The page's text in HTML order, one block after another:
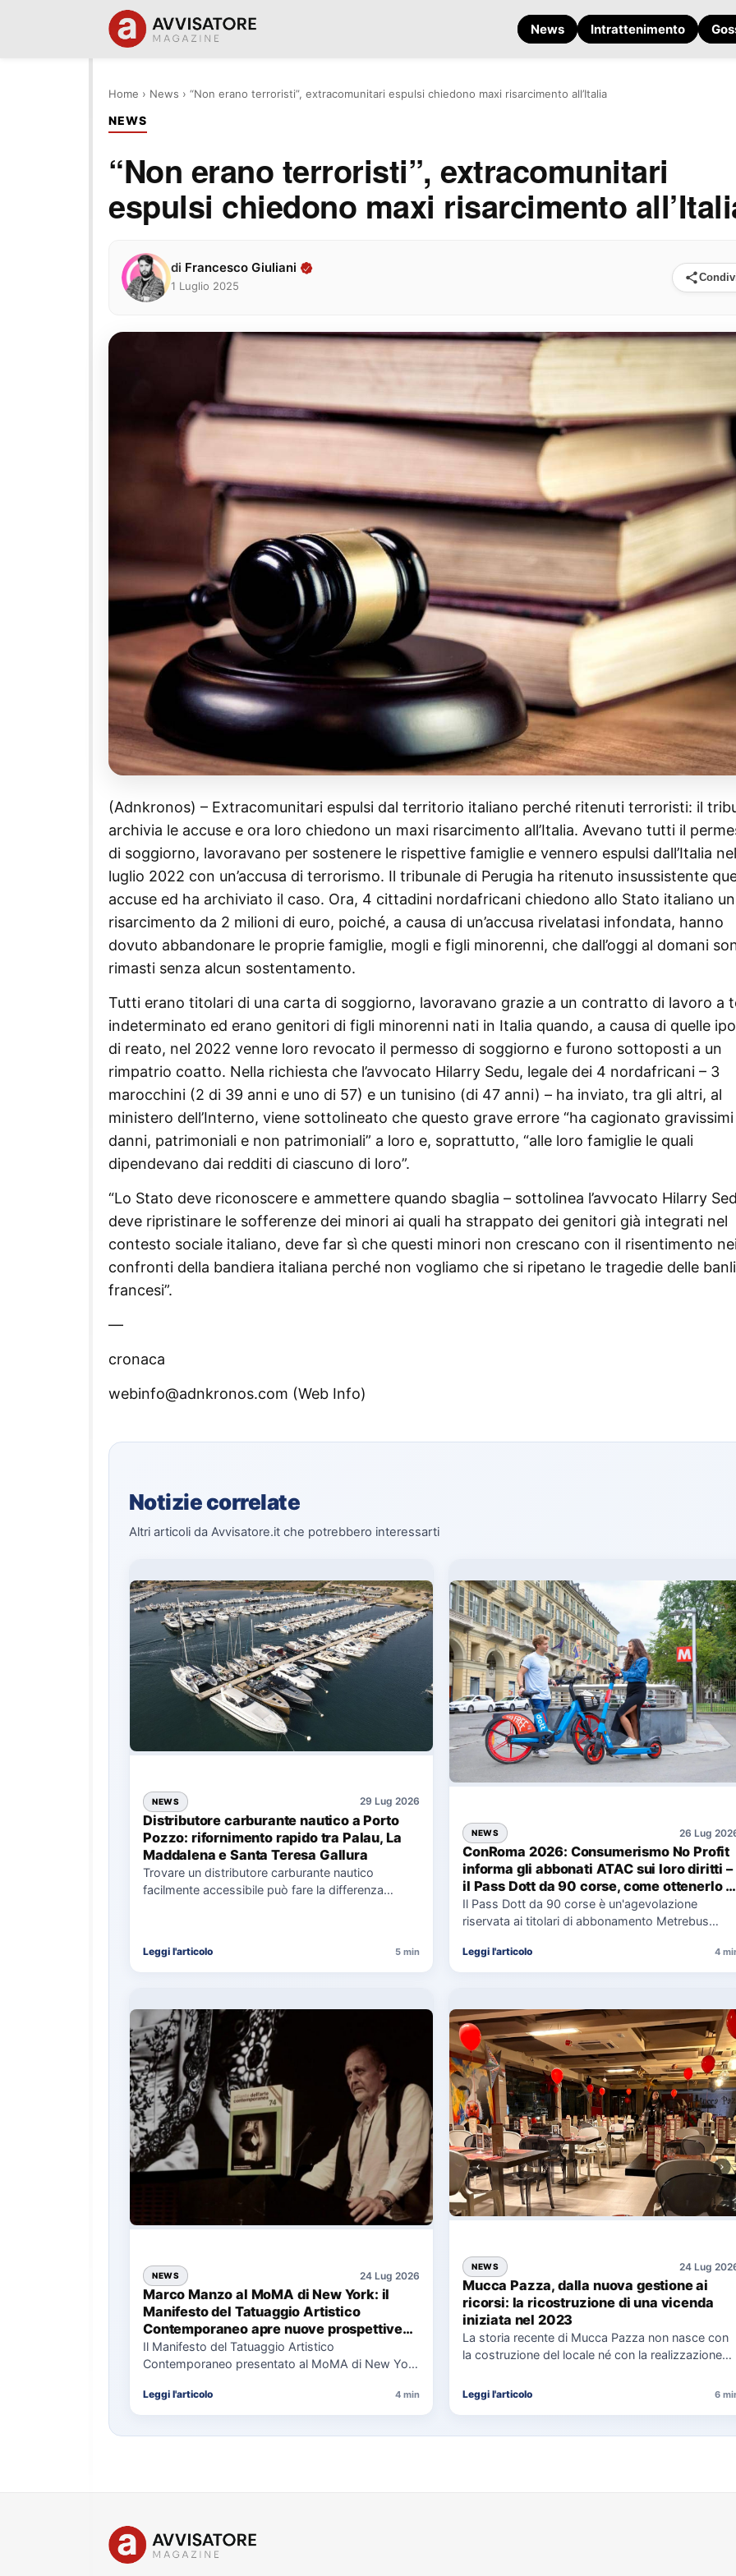
News Intrattenimento
Home › News › “Non erano terroristi”, extracomunitari espulsi chiedono maxi risarcimento all’Italia
NEWS
“Non erano terroristi”, extracomunitari
espulsi chiedono maxi risarcimento
di Francesco Giuliani
1 Luglio 2025
(Adnkronos) – Extracomunitari espulsi dal territorio italiano perché ritenuti terroristi: il
archivia le accuse e ora loro chiedono un maxi risarcimento all’Italia. Avevano tutti il
di soggiorno, lavoravano per sostenere le rispettive famiglie e vennero espulsi dall’Italia nel
luglio 2022 con un’accusa di terrorismo. Il tribunale di Perugia ha ritenuto insussistente
accuse ed ha archiviato il caso. Ora, 4 cittadini nordafricani chiedono allo Stato italiano un
risarcimento da 2 milioni di euro, poiché, a causa di un’accusa rivelatasi infondata, hanno
dovuto abbandonare le proprie famiglie, mogli e figli minorenni, che dall’oggi al domani
rimasti senza alcun sostentamento.
Tutti erano titolari di una carta di soggiorno, lavoravano grazie a un contratto di lavoro a
indeterminato ed erano genitori di figli minorenni nati in Italia quando, a causa di quelle
di reato, nel 2022 venne loro revocato il permesso di soggiorno e furono sottoposti a un
rimpatrio coatto. Nella richiesta che l’avvocato Hilarry Sedu, legale dei 4 nordafricani – 3
marocchini (2 di 39 anni e uno di 57) e un tunisino (di 47 anni) – ha inviato, tra gli altri, al
ministero dell’Interno, viene sottolineato che questo grave errore “ha cagionato gravissimi
danni, patrimoniali e non patrimoniali” a loro e, soprattutto, “alle loro famiglie le quali
dipendevano dai redditi di ciascuno di loro”.
“Lo Stato deve riconoscere e ammettere quando sbaglia – sottolinea l’avvocato Hilarry
deve ripristinare le sofferenze dei minori ai quali ha strappato dei genitori già integrati nel
contesto sociale italiano, deve far sì che questi minori non crescano con il risentimento
confronti della bandiera italiana perché non vogliamo che si ripetano le tragedie delle
francesi”.
—
cronaca
webinfo@adnkronos.com (Web Info)
Notizie correlate
Altri articoli da Avvisatore.it che potrebbero interessarti
NEWS 29 Lug 2026
Distributore carburante nautico a Porto
Pozzo: rifornimento rapido tra Palau, La
Maddalena e Santa Teresa Gallura
Trovare un distributore carburante nautico
facilmente accessibile può fare la differenza
Leggi l'articolo 5 min
NEWS 26 Lug
ConRoma 2026: Consumerismo No Profit
informa gli abbonati ATAC sui loro diritti –
il Pass Dott da 90 corse, come ottenerlo e
cosa spetta in caso di disservizi
Il Pass Dott da 90 corse è un'agevolazione
riservata ai titolari di abbonamento Metrebus
Leggi l'articolo 4
NEWS 24 Lug 2026
Marco Manzo al MoMA di New York: il
Manifesto del Tatuaggio Artistico
Contemporaneo apre nuove prospettive
per il collezionismo
Il Manifesto del Tatuaggio Artistico
Contemporaneo presentato al MoMA di New York
Leggi l'articolo 4 min
NEWS 24 Lug
Mucca Pazza, dalla nuova gestione ai
ricorsi: la ricostruzione di una vicenda
iniziata nel 2023
La storia recente di Mucca Pazza non nasce con
la costruzione del locale né con la realizzazione
Leggi l'articolo 6